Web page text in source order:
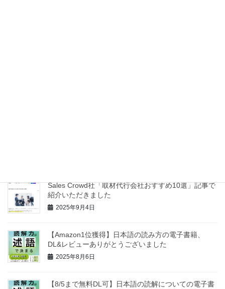
Sales Crowd社「取材代行会社おすすめ10選」記事で
紹介いただきました
2025年9月4日
【Amazon1位獲得】日本語の読み方の電子書籍、
DL&レビューありがとうございました
2025年8月6日
【8/5まで無料DL可】日本語の読解についての電子書